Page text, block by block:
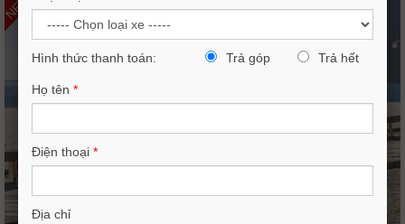
Hình thức thanh toán: Trả góp Trả hết
Họ tên *
Điện thoại *
Địa chỉ